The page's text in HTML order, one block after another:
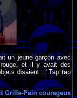
un jeune garçon avec
et il y avait des
disaient : "Tap tap
Grille-Pain courageux